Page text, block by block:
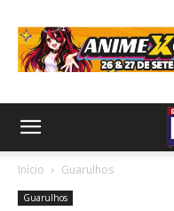
Início Guarulhos
Guarulhos